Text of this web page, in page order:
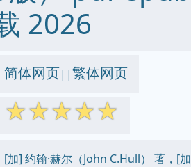
2026
简体网页||繁体网页
☆☆☆☆☆
[加] 约翰·赫尔（John C.Hull） 著，[